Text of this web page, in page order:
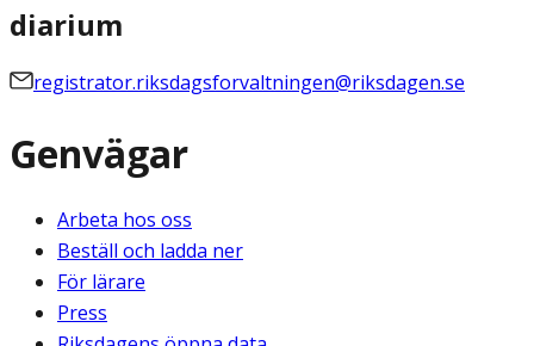
diarium
registrator.riksdagsforvaltningen@riksdagen.se
Genvägar
Arbeta hos oss
Beställ och ladda ner
För lärare
Press